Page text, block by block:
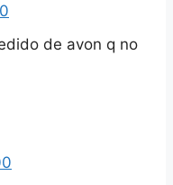
de avon q no